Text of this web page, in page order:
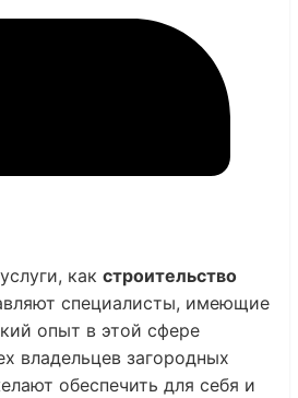
как строительство
специалисты, имеющие
опыт в этой сфере
владельцев загородных
обеспечить для себя и